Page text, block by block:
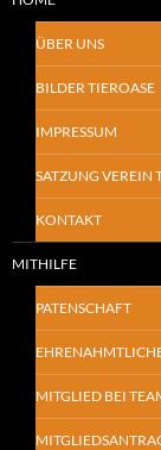
ÜBER UNS
BILDER TIEROASE
IMPRESSUM
SATZUNG VEREIN
KONTAKT
MITHILFE
PATENSCHAFT
MITGLIED BEI